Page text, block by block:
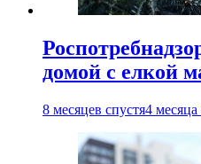
домой с елкой
8 месяцев спустя4 месяца